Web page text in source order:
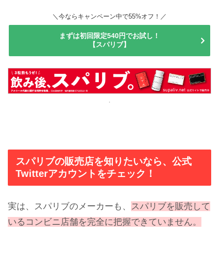
＼今ならキャンペーン中で55%オフ！／
まずは初回限定540円でお試し！
【スパリブ】
スパリブの販売店を知りたいなら、公式
Twitterアカウントをチェック！
実は、スパリブのメーカーも、
スパリブを販売して
いるコンビニ店舗を完全に把握できていません。